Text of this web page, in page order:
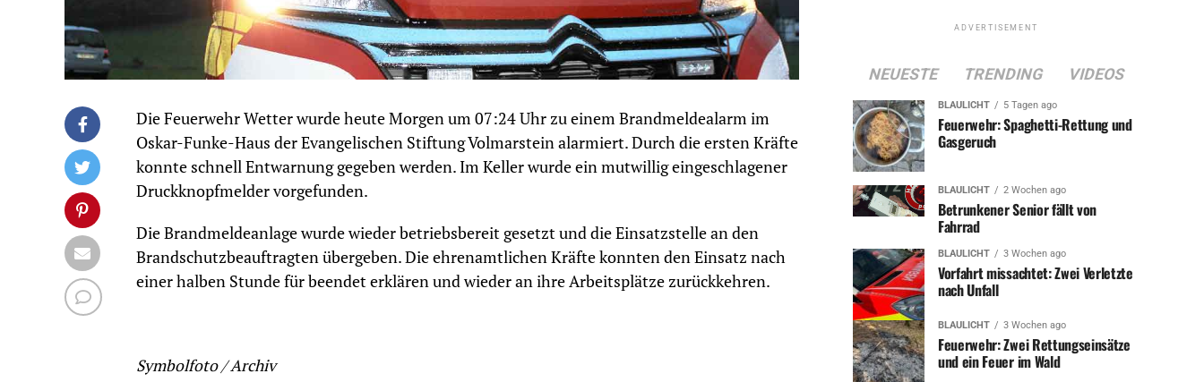
Die Feuerwehr Wetter wurde heute Morgen um 07:24 Uhr zu einem Brandmeldealarm im
Oskar-Funke-Haus der Evangelischen Stiftung Volmarstein alarmiert. Durch die ersten Kräfte
konnte schnell Entwarnung gegeben werden. Im Keller wurde ein mutwillig eingeschlagener
Druckknopfmelder vorgefunden.
Die Brandmeldeanlage wurde wieder betriebsbereit gesetzt und die Einsatzstelle an den
Brandschutzbeauftragten übergeben. Die ehrenamtlichen Kräfte konnten den Einsatz nach
einer halben Stunde für beendet erklären und wieder an ihre Arbeitsplätze zurückkehren.
Symbolfoto / Archiv
ADVERTISEMENT
NEUESTE TRENDING VIDEOS
BLAULICHT 5 Tagen ago
Feuerwehr: Spaghetti-Rettung und
Gasgeruch
BLAULICHT 2 Wochen ago
Betrunkener Senior fällt von
Fahrrad
BLAULICHT 3 Wochen ago
Vorfahrt missachtet: Zwei Verletzte
nach Unfall
BLAULICHT 3 Wochen ago
Feuerwehr: Zwei Rettungseinsätze
und ein Feuer im Wald